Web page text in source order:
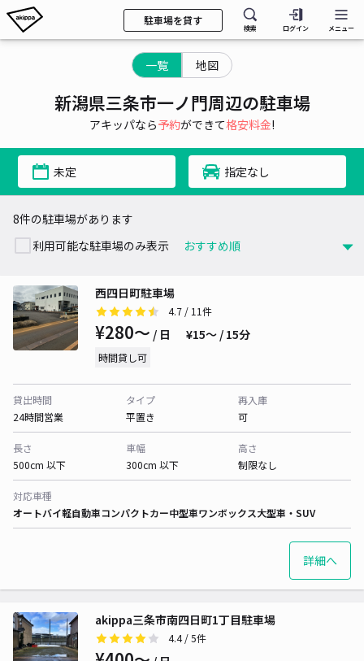
駐車場を貸す
検索 ログイン メニュー
一覧 地図
新潟県三条市一ノ門周辺の駐車場
アキッパなら予約ができて格安料金!
未定 指定なし
8件の駐車場があります
利用可能な駐車場のみ表示
西四日町駐車場
4.7 / 11件
¥280〜 / 日 ¥15〜 / 15分
時間貸し可
貸出時間
24時間営業
タイプ
平置き
再入庫
可
長さ
500cm 以下
車幅
300cm 以下
高さ
制限なし
対応車種
オートバイ軽自動車コンパクトカー中型車ワンボックス大型車・SUV
詳細へ
akippa三条市南四日町1丁目駐車場
4.4/ 5件